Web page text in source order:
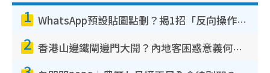
1 WhatsApp預設貼圖點刪？揭1招「反向操作」還原簡潔介面 附3步實測教學
2 香港山邊鐵閘邊門大開？內地客困惑意義何在！網民神回覆：呢種叫法理性防禦